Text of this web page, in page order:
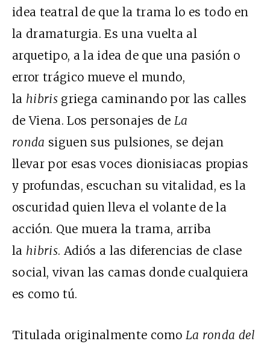
idea teatral de que la trama lo es todo en
la dramaturgia. Es una vuelta al
arquetipo, a la idea de que una pasión o
error trágico mueve el mundo,
la hibris griega caminando por las calles
de Viena. Los personajes de La
ronda siguen sus pulsiones, se dejan
llevar por esas voces dionisiacas propias
y profundas, escuchan su vitalidad, es la
oscuridad quien lleva el volante de la
acción. Que muera la trama, arriba
la hibris. Adiós a las diferencias de clase
social, vivan las camas donde cualquiera
es como tú.
Titulada originalmente como La ronda del